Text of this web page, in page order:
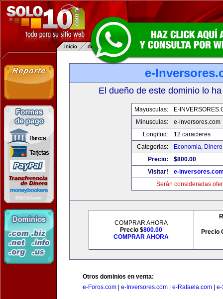
e-
El dueño de este dominio lo
Mayusculas:
E-
Minusculas:
e-inversores.com
Longitud:
12 caracteres
Categorias:
Economia,
Precio:
$800.00
Visitar!
e-
Serán consideradas
COMPRAR AHORA
Precio $800.00
COMPRAR AHORA
Precio
Otros dominios en venta:
e-Foros.com
e-Inversores.com e-Rafaela.com e-